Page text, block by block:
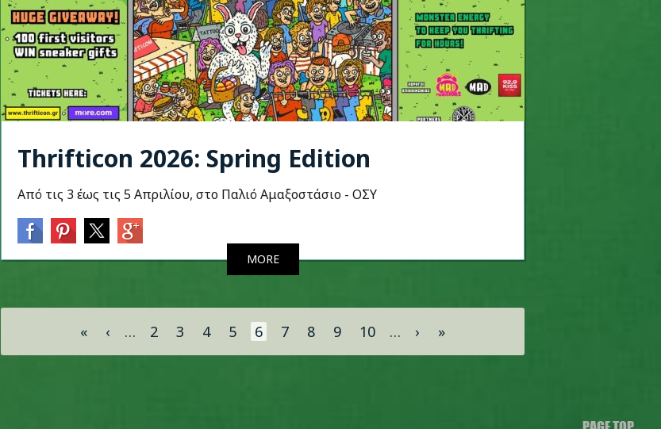
Thrifticon 2026: Spring Edition
Από τις 3 έως τις 5 Απριλίου, στο Παλιό Αμαξοστάσιο - ΟΣΥ
MORE
Σελίδες
« ‹ … 2 3 4 5 6 7 8 9 10 … › »